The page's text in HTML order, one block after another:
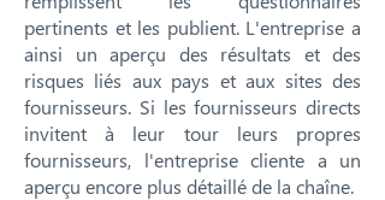
pertinents et les publient. L'entreprise a
ainsi un aperçu des résultats et des
risques liés aux pays et aux sites des
fournisseurs. Si les fournisseurs directs
invitent à leur tour leurs propres
fournisseurs, l'entreprise cliente a un
aperçu encore plus détaillé de la chaîne.